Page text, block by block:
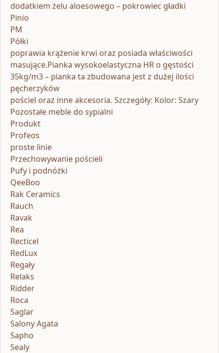
dodatkiem żelu aloesowego – pokrowiec gładki
Pinio
PM
Półki
poprawia krążenie krwi oraz posiada właściwości
masujące.Pianka wysokoelastyczna HR o gęstości
35kg/m3 – pianka ta zbudowana jest z dużej ilości
pęcherzyków
pościel oraz inne akcesoria. Szczegóły: Kolor: Szary
Pozostałe meble do sypialni
Produkt
Profeos
proste linie
Przechowywanie pościeli
Pufy i podnóżki
QeeBoo
Rak Ceramics
Rauch
Ravak
Rea
Recticel
RedLux
Regały
Relaks
Ridder
Roca
Saglar
Salony Agata
Sapho
Sealy